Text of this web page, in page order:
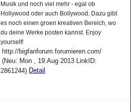
Musik und noch viel mehr - egal ob
Hollywood oder auch Bollywood. Dazu gibt
es noch einen groen kreativen Bereich, wo
du deine Werke posten kannst. Enjoy
yourself!
http://bigfanforum.forumieren.com/
(Neu: Mon , 19.Aug 2013 LinkID:
2861244) Detail